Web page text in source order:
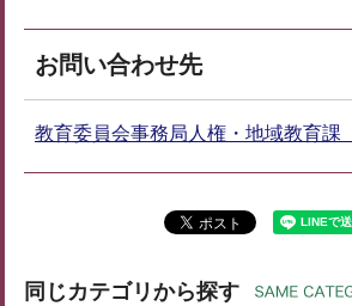
お問い合わせ先
教育委員会事務局人権・地域教育課
同じカテゴリから探す